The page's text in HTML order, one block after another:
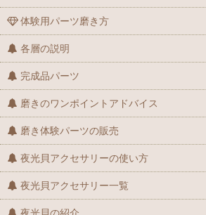
体験用パーツ磨き方
各層の説明
完成品パーツ
磨きのワンポイントアドバイス
磨き体験パーツの販売
夜光貝アクセサリーの使い方
夜光貝アクセサリー一覧
夜光貝の紹介